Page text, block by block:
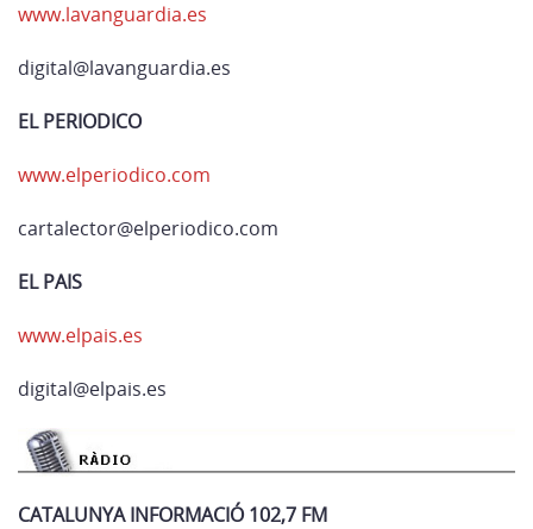
www.lavanguardia.es
digital@lavanguardia.es
EL PERIODICO
www.elperiodico.com
cartalector@elperiodico.com
EL PAIS
www.elpais.es
digital@elpais.es
CATALUNYA INFORMACIÓ 102,7 FM